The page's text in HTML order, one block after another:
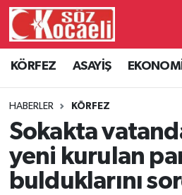
KÖRFEZ ASAYİŞ EKONOMİ
HABERLER KÖRFEZ
Sokakta
yeni kurulan
bulduklarını
Kocaeli Hava Durumu
Kocaeli Namaz Vakitleri
Kocaeli Trafik Yoğunluk